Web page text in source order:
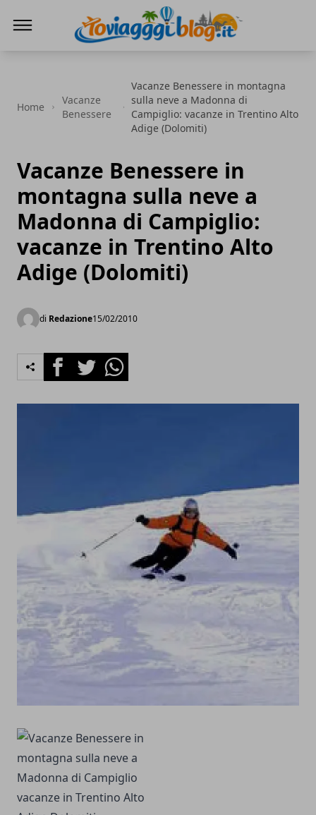
Home
Vacanze
Benessere
Vacanze Benessere in montagna
sulla neve a Madonna di
Campiglio: vacanze in Trentino Alto
Adige (Dolomiti)
Vacanze Benessere in
montagna sulla neve a
Madonna di Campiglio:
vacanze in Trentino Alto
Adige (Dolomiti)
di Redazione15/02/2010
FacebookTwitterWhatsapp